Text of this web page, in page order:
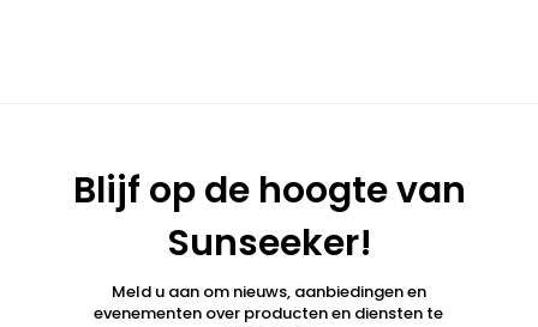
Blijf op de hoogte van
Sunseeker!
Meld u aan om nieuws, aanbiedingen en
evenementen over producten en diensten te